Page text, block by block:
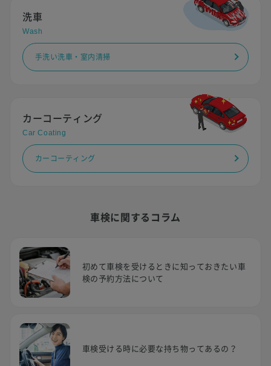
洗車
Wash
手洗い洗車・室内清掃
カーコーティング
Car Coating
カーコーティング
車検に関するコラム
初めて車検を受けるときに知っておきたい車
検の予約方法について
車検受ける時に必要な持ち物ってあるの？